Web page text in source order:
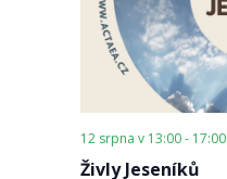
Živly Jeseníků
12 srpna v 13:00- 17:00